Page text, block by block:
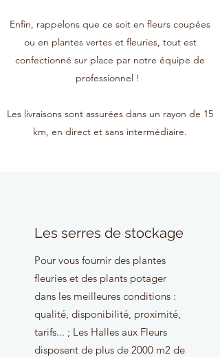
Enfin, rappelons que ce soit en fleurs coupées
ou en plantes vertes et fleuries, tout est
confectionné sur place par notre équipe de
professionnel !
Les livraisons sont assurées dans un rayon de 15
km, en direct et sans intermédiaire.
Les serres de stockage
Pour vous fournir des plantes
fleuries et des plants potager
dans les meilleures conditions :
qualité, disponibilité, proximité,
tarifs... ; Les Halles aux Fleurs
disposent de plus de 2000 m2 de